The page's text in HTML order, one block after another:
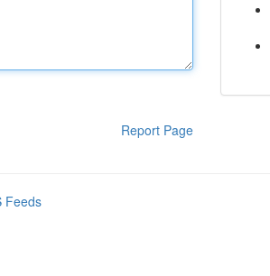
Report Page
Feeds